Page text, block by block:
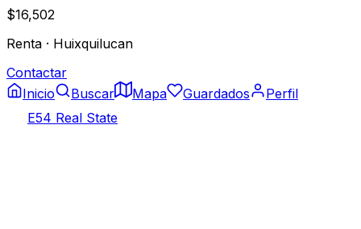
$16,502
Renta · Huixquilucan
Contactar
Inicio
Buscar Mapa Guardados
Perfil
E54 Real State